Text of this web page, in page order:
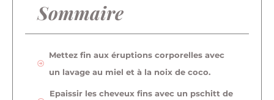
Sommaire
Mettez fin aux éruptions corporelles avec
un lavage au miel et à la noix de coco.
Epaissir les cheveux fins avec un pschitt de